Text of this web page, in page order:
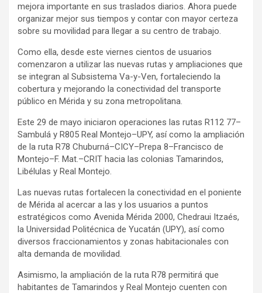
mejora importante en sus traslados diarios. Ahora puede
organizar mejor sus tiempos y contar con mayor certeza
sobre su movilidad para llegar a su centro de trabajo.
Como ella, desde este viernes cientos de usuarios
comenzaron a utilizar las nuevas rutas y ampliaciones que
se integran al Subsistema Va-y-Ven, fortaleciendo la
cobertura y mejorando la conectividad del transporte
público en Mérida y su zona metropolitana.
Este 29 de mayo iniciaron operaciones las rutas R112 77–
Sambulá y R805 Real Montejo–UPY, así como la ampliación
de la ruta R78 Chuburná–CICY–Prepa 8–Francisco de
Montejo–F. Mat.–CRIT hacia las colonias Tamarindos,
Libélulas y Real Montejo.
Las nuevas rutas fortalecen la conectividad en el poniente
de Mérida al acercar a las y los usuarios a puntos
estratégicos como Avenida Mérida 2000, Chedraui Itzaés,
la Universidad Politécnica de Yucatán (UPY), así como
diversos fraccionamientos y zonas habitacionales con
alta demanda de movilidad.
Asimismo, la ampliación de la ruta R78 permitirá que
habitantes de Tamarindos y Real Montejo cuenten con